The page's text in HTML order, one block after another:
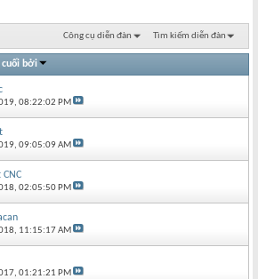
Công cụ diễn đàn Tìm kiếm diễn đàn
bởi
08:22:02 PM
09:05:09 AM
CNC
02:05:50 PM
11:15:17 AM
01:21:21 PM